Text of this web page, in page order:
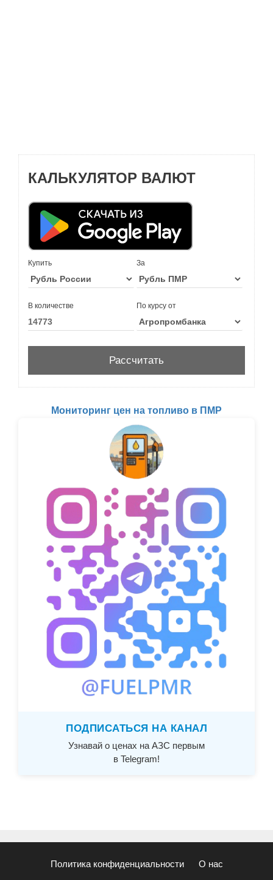
КАЛЬКУЛЯТОР ВАЛЮТ
Купить За
В количестве По курсу от
Мониторинг цен на топливо в ПМР
ПОДПИСАТЬСЯ НА КАНАЛ
Узнавай о ценах на АЗС первым
в Telegram!
Политика конфиденциальности О нас